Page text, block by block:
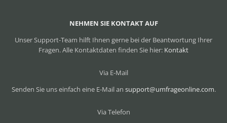
NEHMEN SIE KONTAKT AUF
Unser Support-Team hilft Ihnen gerne bei der Beantwortung Ihrer
Fragen. Alle Kontaktdaten finden Sie hier: Kontakt
Via E-Mail
Senden Sie uns einfach eine E-Mail an support@umfrageonline.com.
Via Telefon